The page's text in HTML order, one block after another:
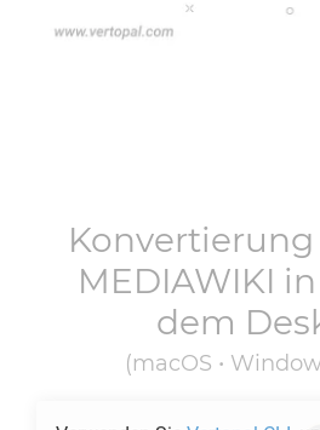
Konvertierung
MEDIAWIKI in
dem
(macOS •